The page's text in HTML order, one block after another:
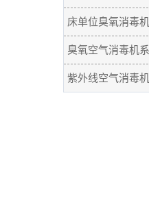
床单位臭氧消毒
臭氧空气消毒机
紫外线空气消毒